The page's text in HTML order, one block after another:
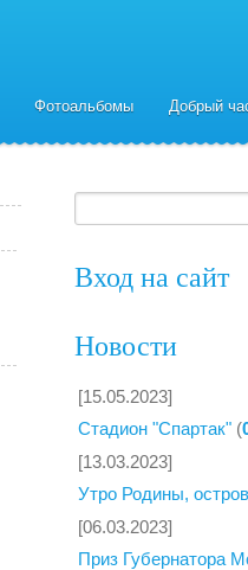
Фотоальбомы Добрый
Вход на сайт
Новости
[15.05.2023]
Стадион "Спартак" (
[13.03.2023]
Утро Родины,
[06.03.2023]
Приз Губернатора